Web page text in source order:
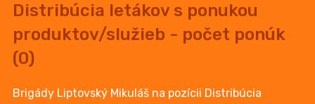
Distribúcia letákov s ponukou
produktov/služieb - počet ponúk
(0)
Brigády Liptovský Mikuláš na pozícii Distribúcia